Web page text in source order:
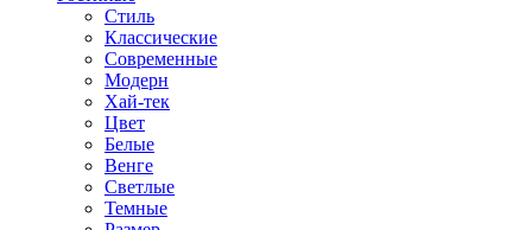
Стиль
Классические
Современные
Модерн
Хай-тек
Цвет
Белые
Венге
Светлые
Темные